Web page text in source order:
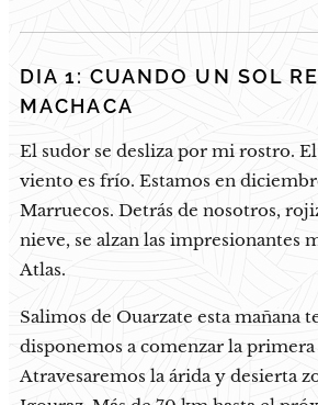
DIA 1: CUANDO UN SOL
MACHACA
El sudor se desliza por mi rostro.
viento es frío. Estamos en
Marruecos. Detrás de nosotros,
nieve, se alzan las impresionantes
Atlas.
Salimos de Ouarzate esta mañana
disponemos a comenzar la
Atravesaremos la árida y desierta